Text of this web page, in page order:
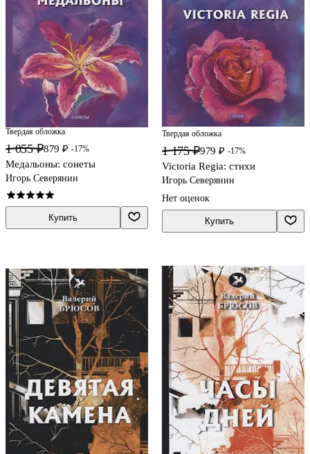
Твердая обложка
1 055 ₽879 ₽ -17%
Медальоны: сонеты
Игорь Северянин
Купить
Твердая обложка
1 175 ₽979 ₽ -17%
Victoria Regia: стихи
Игорь Северянин
Нет оценок
Купить